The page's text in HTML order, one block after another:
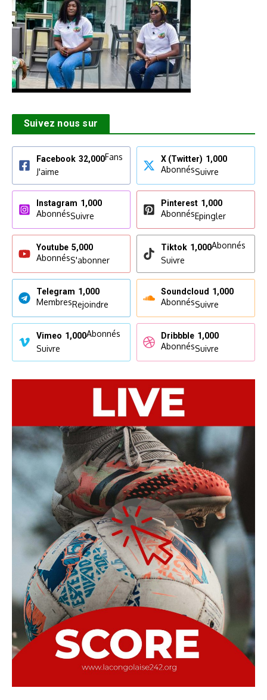
Suivez nous sur
Facebook 32,000Fans
J'aime
X (Twitter) 1,000
AbonnésSuivre
Instagram 1,000
AbonnésSuivre
Pinterest 1,000
AbonnésEpingler
Youtube 5,000
AbonnésS'abonner
Tiktok 1,000Abonnés
Suivre
Telegram 1,000
MembresRejoindre
Soundcloud 1,000
AbonnésSuivre
Vimeo 1,000Abonnés
Suivre
Dribbble 1,000
AbonnésSuivre